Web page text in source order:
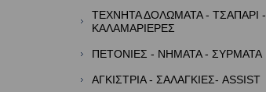
ΤΕΧΝΗΤΑ ΔΟΛΩΜΑΤΑ - ΤΣΑΠΑΡΙ -
ΚΑΛΑΜΑΡΙΕΡΕΣ
ΠΕΤΟΝΙΕΣ - ΝΗΜΑΤΑ - ΣΥΡΜΑΤΑ
ΑΓΚΙΣΤΡΙΑ - ΣΑΛΑΓΚΙΕΣ- ASSIST